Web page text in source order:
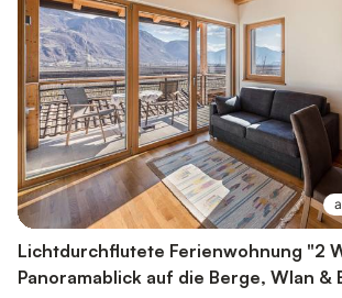
Lichtdurchflutete Ferienwohnung "2
Panoramablick auf die Berge, Wlan &